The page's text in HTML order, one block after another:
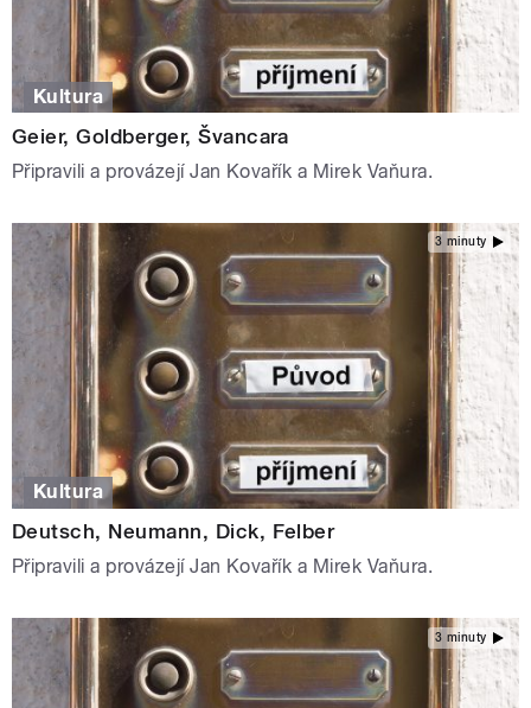
Kultura
Geier, Goldberger, Švancara
Připravili a provázejí Jan Kovařík a Mirek Vaňura.
3 minuty
Kultura
Deutsch, Neumann, Dick, Felber
Připravili a provázejí Jan Kovařík a Mirek Vaňura.
3 minuty